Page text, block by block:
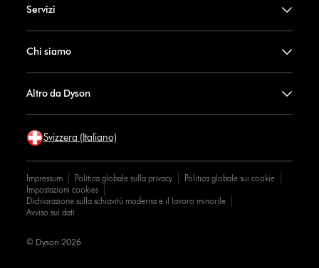
Servizi
Chi siamo
Altro da Dyson
Svizzera (Italiano)
Impressum Politica globale sulla privacy
Politica globale sui cookie
Impostazioni cookies
Dichiarazione sulla schiavitù moderna e il lavoro minorile
Avviso sui dati
© Dyson 2026